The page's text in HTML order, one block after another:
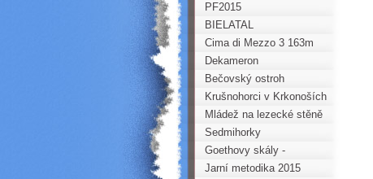
PF2015
BIELATAL
Cima di Mezzo 3 163m
Dekameron
Bečovský ostroh
Krušnohorci v Krkonoších
Mládež na lezecké stěně
Horoklubu na gymnáziu v
Kadani
Sedmihorky
Goethovy skály -
Komplet 2015
Jarní metodika 2015